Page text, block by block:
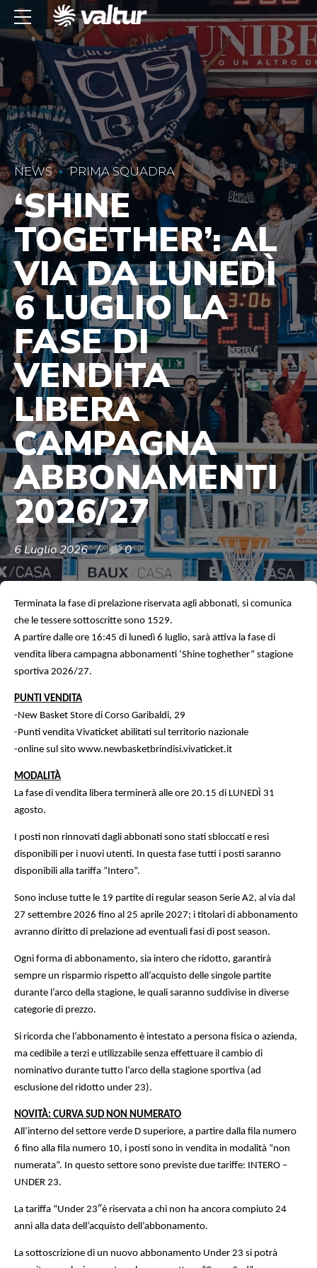
NEWS PRIMA SQUADRA
‘SHINE
TOGETHER’: AL
VIA DA LUNEDÌ
6 LUGLIO LA
FASE DI
VENDITA
LIBERA
CAMPAGNA
ABBONAMENTI
2026/27
6 Luglio 2026 0
Terminata la fase di prelazione riservata agli abbonati, si comunica
che le tessere sottoscritte sono 1529.
A partire dalle ore 16:45 di lunedì 6 luglio, sarà attiva la fase di
vendita libera campagna abbonamenti ‘Shine toghether” stagione
sportiva 2026/27.
PUNTI VENDITA
-New Basket Store di Corso Garibaldi, 29
-Punti vendita Vivaticket abilitati sul territorio nazionale
-online sul sito www.newbasketbrindisi.vivaticket.it
MODALITÀ
La fase di vendita libera terminerà alle ore 20.15 di LUNEDÌ 31
agosto.
I posti non rinnovati dagli abbonati sono stati sbloccati e resi
disponibili per i nuovi utenti. In questa fase tutti i posti saranno
disponibili alla tariffa “Intero”.
Sono incluse tutte le 19 partite di regular season Serie A2, al via dal
27 settembre 2026 fino al 25 aprile 2027; i titolari di abbonamento
avranno diritto di prelazione ad eventuali fasi di post season.
Ogni forma di abbonamento, sia intero che ridotto, garantirà
sempre un risparmio rispetto all’acquisto delle singole partite
durante l’arco della stagione, le quali saranno suddivise in diverse
categorie di prezzo.
Si ricorda che l’abbonamento è intestato a persona fisica o azienda,
ma cedibile a terzi e utilizzabile senza effettuare il cambio di
nominativo durante tutto l’arco della stagione sportiva (ad
esclusione del ridotto under 23).
NOVITÀ: CURVA SUD NON NUMERATO
All’interno del settore verde D superiore, a partire dalla fila numero
6 fino alla fila numero 10, i posti sono in vendita in modalità “non
numerata”. In questo settore sono previste due tariffe: INTERO –
UNDER 23.
La tariffa “Under 23″è riservata a chi non ha ancora compiuto 24
anni alla data dell’acquisto dell’abbonamento.
La sottoscrizione di un nuovo abbonamento Under 23 si potrà